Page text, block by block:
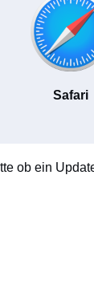
Safari
ob ein